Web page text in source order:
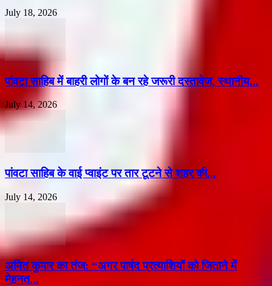
July 18, 2026
पांवटा साहिब में बाहरी लोगों के बन रहे जरूरी दस्तावेज, स्थानीय...
July 14, 2026
पांवटा साहिब के वाई प्वाइंट पर तार टूटने से शहर की...
July 14, 2026
अमित कुमार का तंज: “अगर पार्षद प्रत्याशियों को जिताने में
मेहनत...